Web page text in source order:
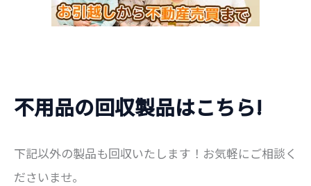
不用品の回収製品はこちら!
下記以外の製品も回収いたします！お気軽にご相談く
ださいませ。